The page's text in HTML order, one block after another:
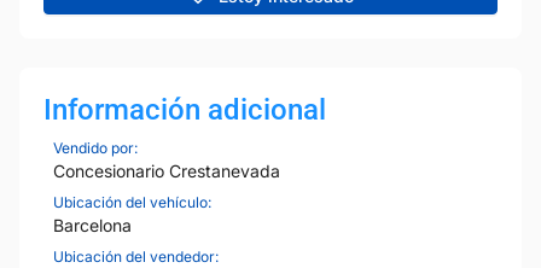
Información adicional
Vendido por:
Concesionario Crestanevada
Ubicación del vehículo:
Barcelona
Ubicación del vendedor: